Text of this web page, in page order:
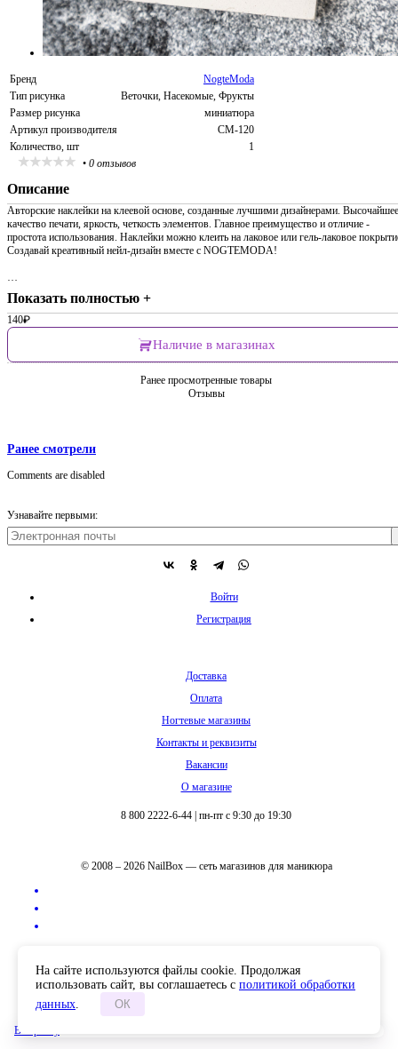
Бренд
NogteModa
Тип рисунка
Веточки, Насекомые, Фрукты
Размер рисунка
миниатюра
Артикул производителя
CM-120
Количество, шт
1
• 0 отзывов
Описание
Авторские наклейки на клеевой основе, созданные лучшими дизайнерами. Высочайшее
качество печати, яркость, четкость элементов. Главное преимущество и отличие -
простота использования. Наклейки можно клеить на лаковое или гель-лаковое
Создавай креативный нейл-дизайн вместе с NOGTEMODA!
…
Показать полностью +
140₽
В корзину
Наличие в магазинах
Ранее просмотренные товары
Отзывы
Ранее смотрели
Comments are disabled
Узнавайте первыми:
Войти
Регистрация
Доставка
Оплата
Ногтевые магазины
Контакты и реквизиты
Вакансии
О магазине
8 800 2222-6-44 пн-пт с 9:30 до 19:30
© 2008 – 2026 NailBox — сеть магазинов для маникюра
На сайте используются файлы cookie. Продолжая
использовать сайт, вы соглашаетесь с политикой обработки
данных. ОК